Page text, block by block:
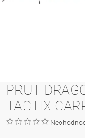
PRUT
TACTIX